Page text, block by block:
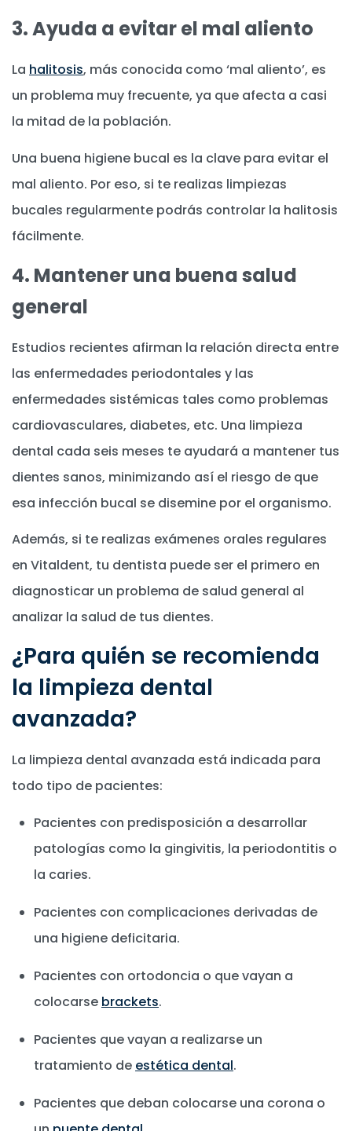
3. Ayuda a evitar el mal aliento
La halitosis, más conocida como ‘mal aliento’, es
un problema muy frecuente, ya que afecta a casi
la mitad de la población.
Una buena higiene bucal es la clave para evitar el
mal aliento. Por eso, si te realizas limpiezas
bucales regularmente podrás controlar la halitosis
fácilmente.
4. Mantener una buena salud
general
Estudios recientes afirman la relación directa entre
las enfermedades periodontales y las
enfermedades sistémicas tales como problemas
cardiovasculares, diabetes, etc. Una limpieza
dental cada seis meses te ayudará a mantener tus
dientes sanos, minimizando así el riesgo de que
esa infección bucal se disemine por el organismo.
Además, si te realizas exámenes orales regulares
en Vitaldent, tu dentista puede ser el primero en
diagnosticar un problema de salud general al
analizar la salud de tus dientes.
¿Para quién se recomienda
la limpieza dental
avanzada?
La limpieza dental avanzada está indicada para
todo tipo de pacientes:
Pacientes con predisposición a desarrollar
patologías como la gingivitis, la periodontitis o
la caries.
Pacientes con complicaciones derivadas de
una higiene deficitaria.
Pacientes con ortodoncia o que vayan a
colocarse brackets.
Pacientes que vayan a realizarse un
tratamiento de estética dental.
Pacientes que deban colocarse una corona o